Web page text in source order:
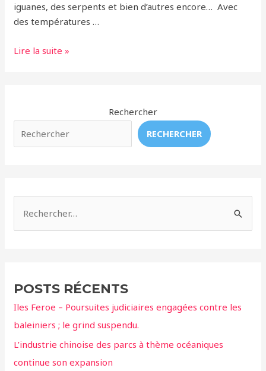
iguanes, des serpents et bien d’autres encore… Avec
des températures …
« Malta
Delphinarium
De
Malte.
Lire la suite »
Rechercher
RECHERCHER
r
c
h
e
r
POSTS RÉCENTS
Iles Feroe – Poursuites judiciaires engagées contre les
baleiniers ; le grind suspendu.
L’industrie chinoise des parcs à thème océaniques
continue son expansion